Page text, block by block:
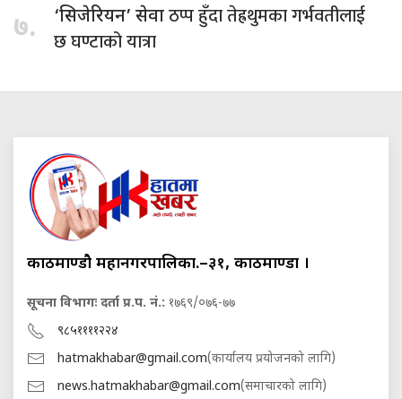
७. ‘सिजेरियन’ सेवाठप्प हुँदा तेह्रथुमका गर्भवतीलाई
छ घण्टाको यात्रा
काठमाण्डौ महानगरपालिका.–३१, काठमाण्डौं ।
सूचना विभागः दर्ता प्र.प. नं.: १७६९/०७६-७७
९८५११११२२४
hatmakhabar@gmail.com(कार्यालय प्रयोजनको लागि)
news.hatmakhabar@gmail.com(समाचारको लागि)